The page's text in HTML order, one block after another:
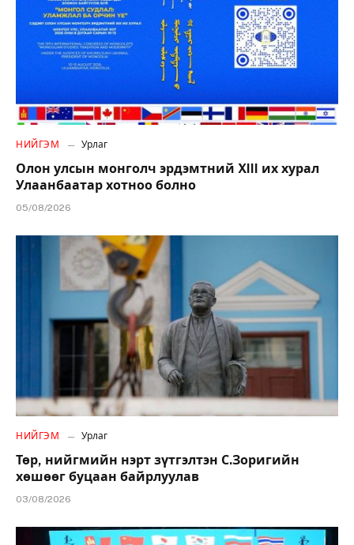
НИЙГЭМ Урлаг
Олон улсын монголч эрдэмтний XIII их хурал
Улаанбаатар хотноо болно
05/08/2026
НИЙГЭМ Урлаг
Төр, нийгмийн нэрт зүтгэлтэн С.Зоригийн
хөшөөг буцаан байрлуулав
03/08/2026